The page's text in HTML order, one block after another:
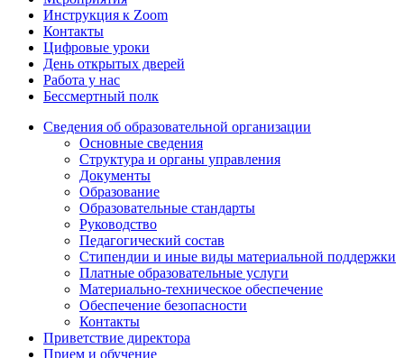
Инструкция к Zoom
Контакты
Цифровые уроки
День открытых дверей
Работа у нас
Бессмертный полк
Сведения об образовательной организации
Основные сведения
Структура и органы управления
Документы
Образование
Образовательные стандарты
Руководство
Педагогический состав
Стипендии и иные виды материальной поддержки
Платные образовательные услуги
Материально-техническое обеспечение
Обеспечение безопасности
Контакты
Приветствие директора
Прием и обучение